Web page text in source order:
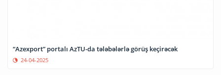
“Azexport” portalı AzTU-da tələbələrlə görüş keçirəcək
24-04-2025